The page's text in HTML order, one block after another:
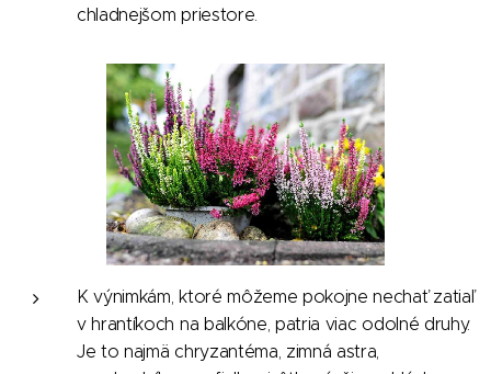
chladnejšom priestore.
K výnimkám, ktoré môžeme pokojne nechať zatiaľ
v hrantíkoch na balkóne, patria viac odolné druhy.
Je to najmä chryzantéma, zimná astra,